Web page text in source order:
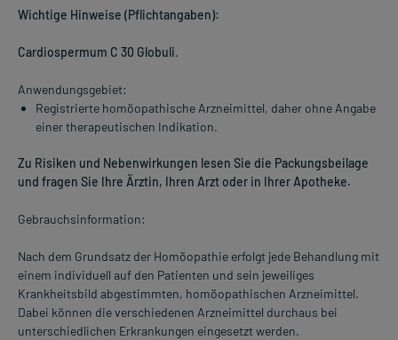
Wichtige Hinweise (Pflichtangaben):
Cardiospermum C 30 Globuli.
Anwendungsgebiet:
Registrierte homöopathische Arzneimittel, daher ohne Angabe
einer therapeutischen Indikation.
Zu Risiken und Nebenwirkungen lesen Sie die Packungsbeilage
und fragen Sie Ihre Ärztin, Ihren Arzt oder in Ihrer Apotheke.
Gebrauchsinformation:
Nach dem Grundsatz der Homöopathie erfolgt jede Behandlung mit
einem individuell auf den Patienten und sein jeweiliges
Krankheitsbild abgestimmten, homöopathischen Arzneimittel.
Dabei können die verschiedenen Arzneimittel durchaus bei
unterschiedlichen Erkrankungen eingesetzt werden.